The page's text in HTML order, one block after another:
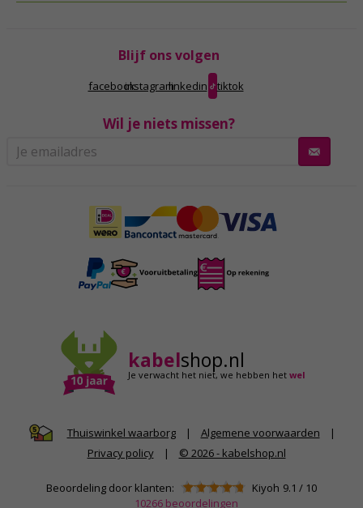
Blijf ons volgen
facebookinstagramlinkedin tiktok
Wil je niets missen?
kabelshop.nl
Je verwacht het niet,we hebben hetwel
Thuiswinkel waarborg | Algemene voorwaarden
|
Privacy policy
| © 2026 - kabelshop.nl
Beoordeling door klanten: Kiyoh 9.1 / 10
10266 beoordelingen